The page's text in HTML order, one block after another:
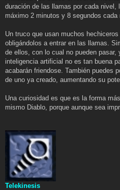
duración de las llamas por cada nivel,
máximo 2 minutos y 8 segundos cada
Un truco que usan muchos
obligándolos a entrar en las llamas.
de ellos, con lo cual no pueden
inteligencia artificial no es tan buena
acabarán friendose. También puedes
de uno ya creado, aumentando su
Una curiosidad es que es la forma
mismo Diablo, porque aunque sea
Telekinesis